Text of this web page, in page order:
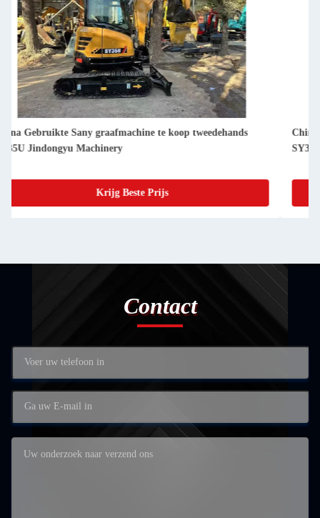
China Gebruikte Sany graafmachine te koop tweedehands
SY305H Jindongyu Machinery
Krijg Beste Prijs
Contact